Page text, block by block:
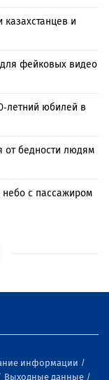
и
фейковых видео
летний юбилей в
от бедности людям
с пассажиром
информации
Выходные данные